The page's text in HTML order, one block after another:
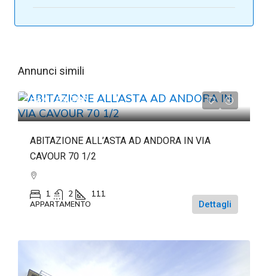
Annunci simili
da€263.286
ABITAZIONE ALL’ASTA AD ANDORA IN VIA
CAVOUR 70 1/2
1 2 111
APPARTAMENTO Dettagli